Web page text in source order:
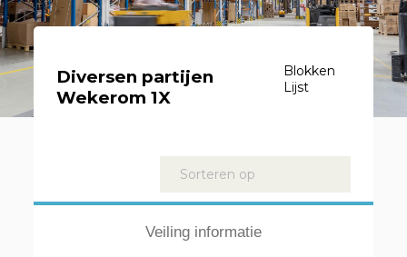
Diversen partijen
Wekerom 1X
Blokken
Lijst
Kavels
Veiling informatie
Sorteren op